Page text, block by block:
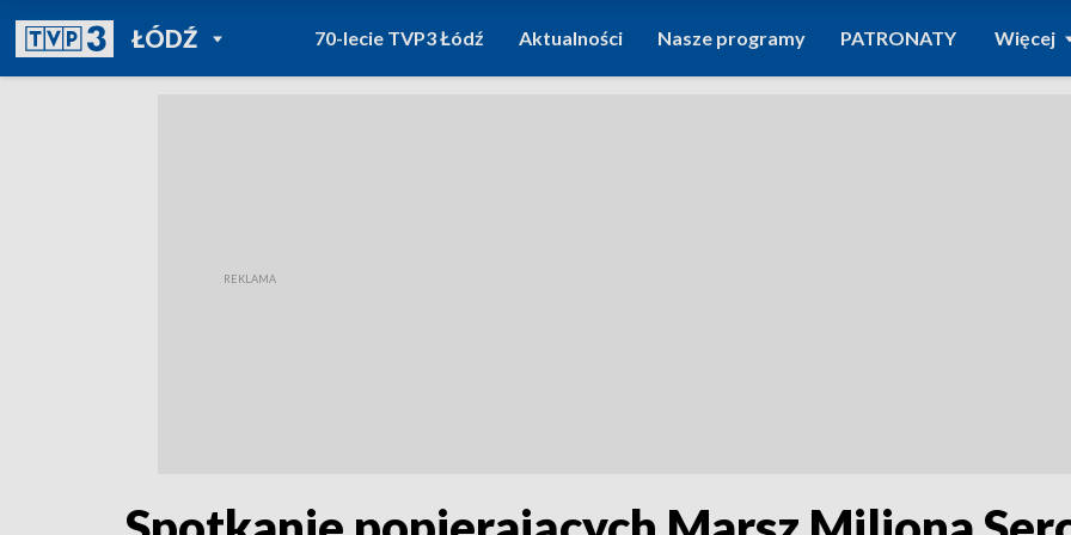
ŁÓDŹPOWRÓT DO
TVP REGIONY
70-lecie TVP3 Łódź Aktualności Nasze programy PATRONATY Więcej